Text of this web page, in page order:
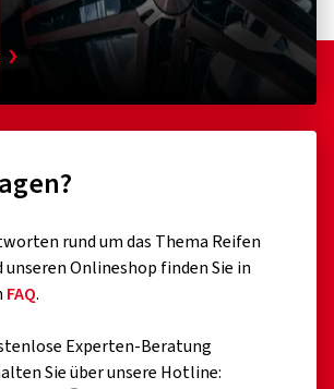
rund um das Thema Reifen
unseren Onlineshop finden Sie in
FAQ.
Experten-Beratung
Sie über unsere Hotline: